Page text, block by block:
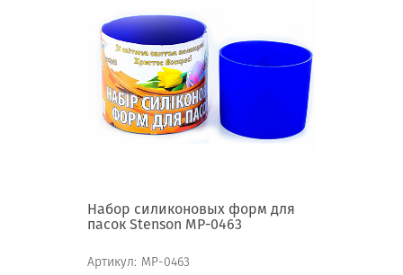
Набор силиконовых форм для
пасок Stenson MP-0463
Артикул: MP-0463